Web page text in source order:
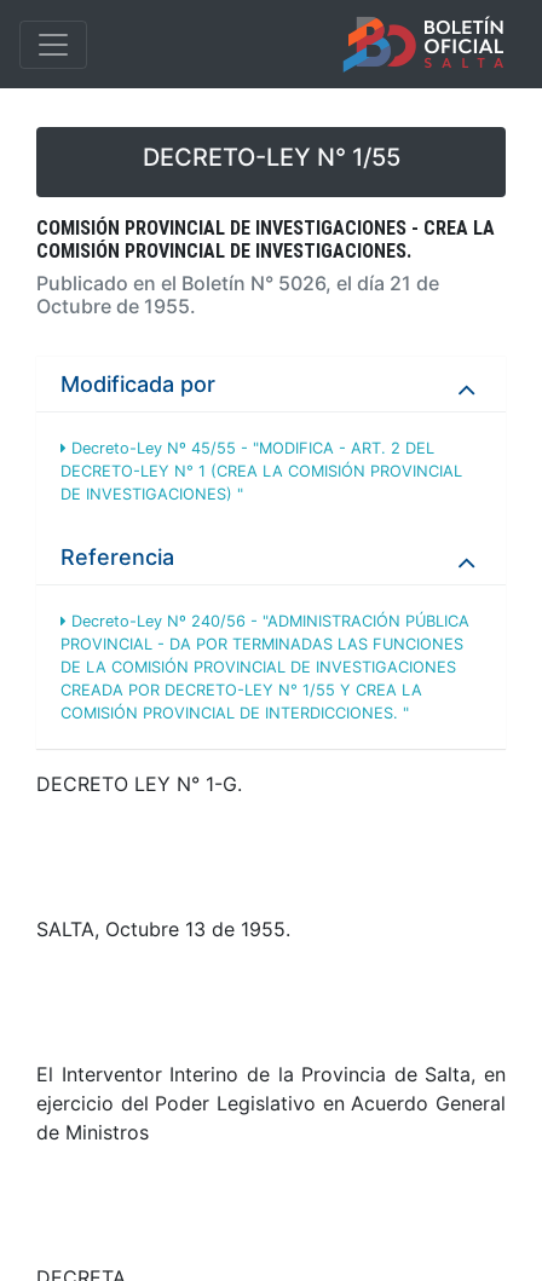
DECRETO-LEY N° 1/55
COMISIÓN PROVINCIAL DE INVESTIGACIONES - CREA LA
COMISIÓN PROVINCIAL DE INVESTIGACIONES.
Publicado en el Boletín N° 5026, el día 21 de
Octubre de 1955.
Modificada por
Decreto-Ley Nº 45/55 - "MODIFICA - ART. 2 DEL
DECRETO-LEY N° 1 (CREA LA COMISIÓN PROVINCIAL
DE INVESTIGACIONES) "
Referencia
Decreto-Ley Nº 240/56 - "ADMINISTRACIÓN PÚBLICA
PROVINCIAL - DA POR TERMINADAS LAS FUNCIONES
DE LA COMISIÓN PROVINCIAL DE INVESTIGACIONES
CREADA POR DECRETO-LEY N° 1/55 Y CREA LA
COMISIÓN PROVINCIAL DE INTERDICCIONES. "
DECRETO LEY N° 1-G.
SALTA, Octubre 13 de 1955.
El Interventor Interino de la Provincia de Salta, en
ejercicio del Poder Legislativo en Acuerdo General
de Ministros